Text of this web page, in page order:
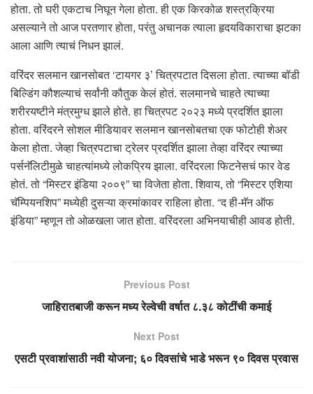
होता. तो घरी एकटाच निघून गेला होता. ही एक किरकोळ शस्त्रक्रिया
असल्याने तो आज परतणार होता, परंतु अचानक त्याला हृदयविकाराचा झटका
आला आणि त्याचं निधन झालं.
वरिंदर सलमान खानसोबत ‘टायगर ३’ चित्रपटात दिसला होता. त्याच्या बॉडी
बिल्डिंग कौशल्याचं सर्वांनी कौतुक केलं होतं. सलमानचे चाहते त्याच्या
शरीरयष्टीने मंत्रमुग्ध झाले होते. हा चित्रपट २०२३ मध्ये प्रदर्शित झाला
होता. वरिंदरने सोशल मीडियावर सलमान खानसोबतचा एक फोटोही शेअर
केला होता. जेव्हा चित्रपटाचा ट्रेलर प्रदर्शित झाला तेव्हा वरिंदर त्याच्या
पर्सनॅलिटीमुळे चाहत्यांमध्ये लोकप्रिय झाला. वरिंदरला फिटनेसचं फार वेड
होतं. तो “मिस्टर इंडिया २००९” चा विजेता होता. शिवाय, तो “मिस्टर एशिया
चॅम्पियनशिप” मध्येही दुसऱ्या क्रमांकावर राहिला होता. “द ही-मॅन ऑफ
इंडिया” म्हणून तो ओळखला जात होता. वरिंदरला अभिनयाचीही आवड होती.
Previous Post
जाहिरातबाजी करून मध्य रेल्वेची वर्षात ८.३८ कोटींची कमाई
Next Post
एसटी प्रवाशांसाठी नवी योजना; ६० दिवसांचे भाडे भरून ९० दिवस प्रवास